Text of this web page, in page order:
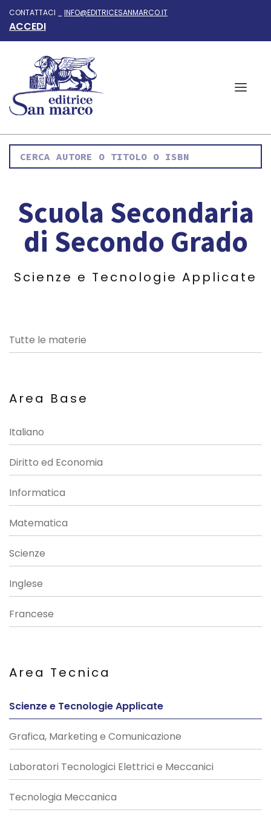
CONTATTACI _ INFO@EDITRICESANMARCO.IT
ACCEDI
Scuola Secondaria
di Secondo Grado
Scienze e Tecnologie Applicate
Tutte le materie
Area Base
Italiano
Diritto ed Economia
Informatica
Matematica
Scienze
Inglese
Francese
Area Tecnica
Scienze e Tecnologie Applicate
Grafica, Marketing e Comunicazione
Laboratori Tecnologici Elettrici e Meccanici
Tecnologia Meccanica